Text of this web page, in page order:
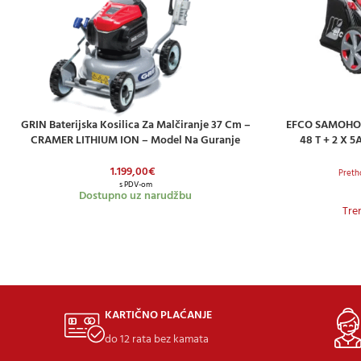
DODAJ U KOŠARICU
GRIN Baterijska Kosilica Za Malčiranje 37 Cm –
CRAMER LITHIUM ION – Model Na Guranje
1.199,00€
s PDV-om
Dostupno uz narudžbu
DODAJ U
EFCO
48 T + 2 X
KARTIČNO PLAĆANJE
do 12 rata bez kamata